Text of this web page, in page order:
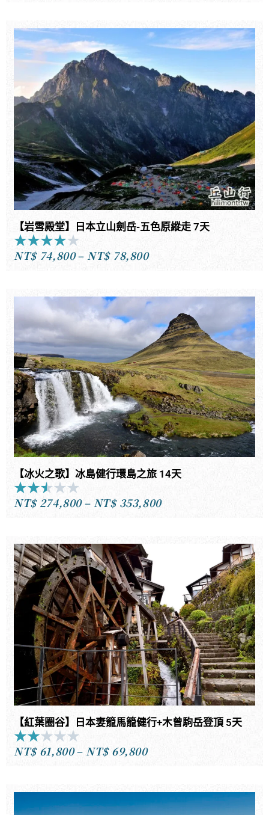
of
5
【岩雪殿堂】日本立山劍岳-五色原縱走 7天
★★★★★
4
NT$ 74,800– NT$ 78,800
範
圍：
NT$74,800
到
NT$78,800
【冰火之歌】冰島健行環島之旅 14天
★★★★★
2.5
5
NT$ 274,800– NT$ 353,800
NT$274,800
到
NT$353,800
【紅葉圈谷】日本妻籠馬籠健行+木曾駒岳登頂 5天
★★★★★
2
NT$ 61,800– NT$ 69,800
範
圍：